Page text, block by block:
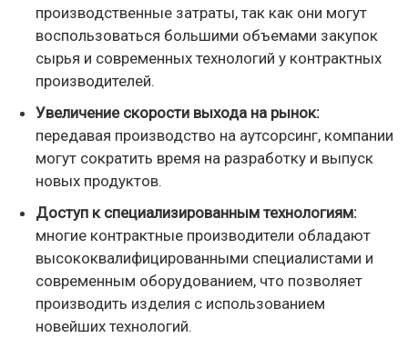
производственные затраты, так как они могут
воспользоваться большими объемами закупок
сырья и современных технологий у контрактных
производителей.
Увеличение скорости выхода на рынок:
передавая производство на аутсорсинг, компании
могут сократить время на разработку и выпуск
новых продуктов.
Доступ к специализированным технологиям:
многие контрактные производители обладают
высококвалифицированными специалистами и
современным оборудованием, что позволяет
производить изделия с использованием
новейших технологий.